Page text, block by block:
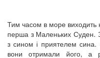
Тим часом в море виходить
перша з Маленьких Суден.
з сином і приятелем сина.
вони отримали його, а